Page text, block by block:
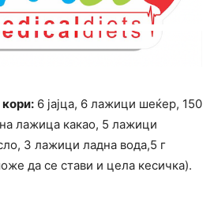
кори: 6 јајца, 6 лажици шеќер, 150
лажица какао, 5 лажици
3 лажици ладна вода,5 г
да се стави и цела кесичка).